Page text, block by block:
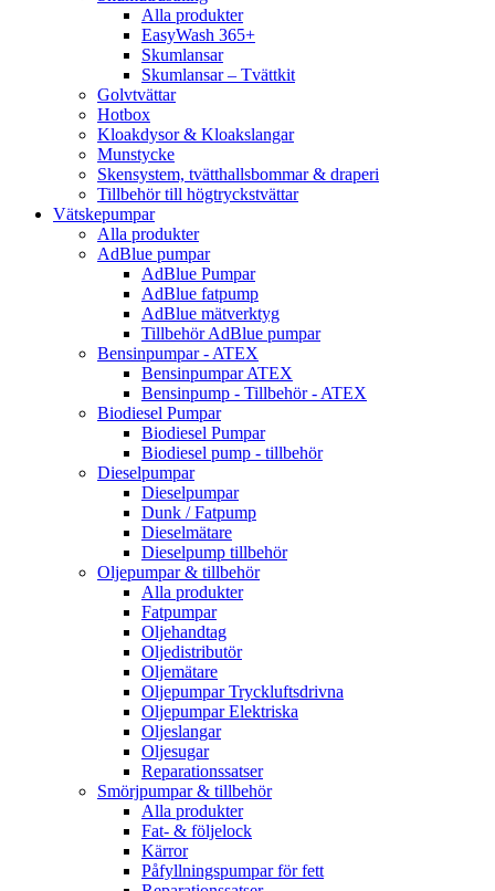
Alla produkter
EasyWash 365+
Skumlansar
Skumlansar – Tvättkit
Golvtvättar
Hotbox
Kloakdysor & Kloakslangar
Munstycke
Skensystem, tvätthallsbommar & draperi
Tillbehör till högtryckstvättar
Vätskepumpar
Alla produkter
AdBlue pumpar
AdBlue Pumpar
AdBlue fatpump
AdBlue mätverktyg
Tillbehör AdBlue pumpar
Bensinpumpar - ATEX
Bensinpumpar ATEX
Bensinpump - Tillbehör - ATEX
Biodiesel Pumpar
Biodiesel Pumpar
Biodiesel pump - tillbehör
Dieselpumpar
Dieselpumpar
Dunk / Fatpump
Dieselmätare
Dieselpump tillbehör
Oljepumpar & tillbehör
Alla produkter
Fatpumpar
Oljehandtag
Oljedistributör
Oljemätare
Oljepumpar Tryckluftsdrivna
Oljepumpar Elektriska
Oljeslangar
Oljesugar
Reparationssatser
Smörjpumpar & tillbehör
Alla produkter
Fat- & följelock
Kärror
Påfyllningspumpar för fett